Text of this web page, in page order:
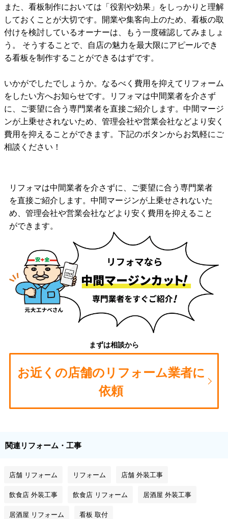
また、看板制作においては「役割や効果」をしっかりと理解
しておくことが大切です。開業や集客向上のため、看板の取
付けを検討しているオーナーは、もう一度確認してみましょ
う。 そうすることで、自店の魅力を最大限にアピールでき
る看板を制作することができるはずです。
いかがでしたでしょうか。なるべく費用を抑えてリフォーム
をしたい方へお知らせです。リフォマは中間業者を介さず
に、ご要望に合う専門業者を直接ご紹介します。中間マージ
ンが上乗せされないため、管理会社や営業会社などより安く
費用を抑えることができます。下記のボタンからお気軽にご
相談ください！
リフォマは中間業者を介さずに、ご要望に合う専門業者
を直接ご紹介します。中間マージンが上乗せされないた
め、管理会社や営業会社などより安く費用を抑えること
ができます。
まずは相談から
お近くの店舗のリフォーム業者に
依頼
関連リフォーム・工事
店舗 リフォーム リフォーム 店舗 外装工事
飲食店 外装工事 飲食店 リフォーム 居酒屋 外装工事
居酒屋 リフォーム 看板 取付